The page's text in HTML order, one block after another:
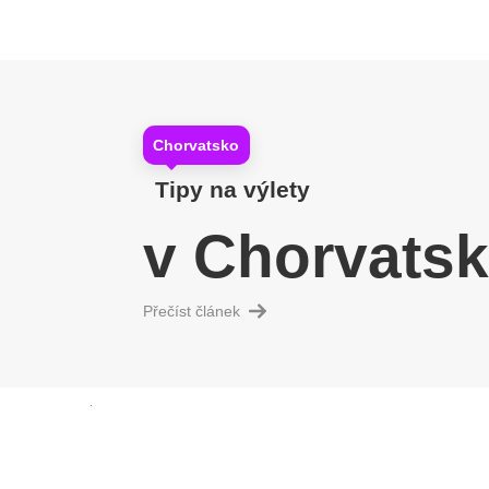
Chorvatsko
Tipy na výlety
v
Přečíst článek